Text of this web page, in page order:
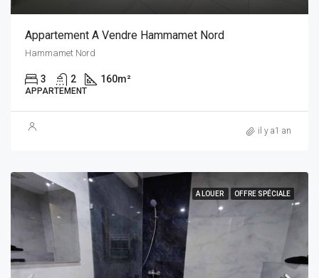
Appartement A Vendre Hammamet Nord
Hammamet Nord
3 2 160m²
APPARTEMENT
il y a1 an
A LOUER OFFRE SPÉCIALE